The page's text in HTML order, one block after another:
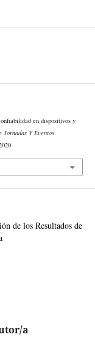
en dispositivos y
Jornadas Y Eventos
de los Resultados de
a